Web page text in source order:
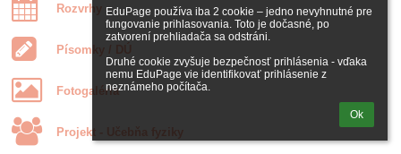
EduPage používa iba 2 cookie – jedno nevyhnutné pre
fungovanie prihlasovania. Toto je dočasné, po
zatvorení prehliadača sa odstráni.
Druhé cookie zvyšuje bezpečnosť prihlásenia - vďaka
nemu EduPage vie identifikovať prihlásenie z
neznámeho počítača.
Ok
Rozvrhy
Písomky / DÚ
Fotogaléria
Projekt - Učebňa fyziky